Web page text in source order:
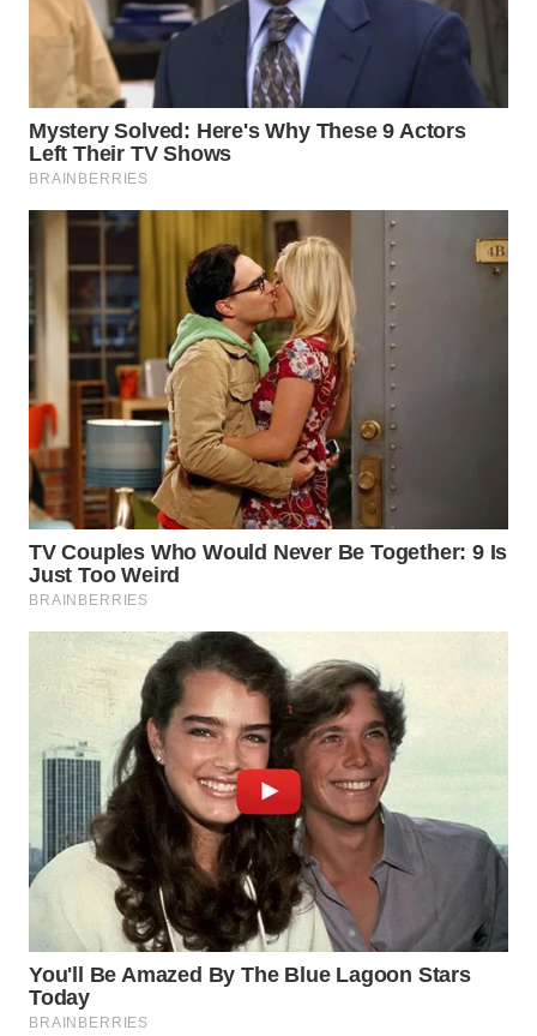
TAPANULI
SELATAN
WN
TANJUNG
LESUNG
WN
WN
SIMALUNGUN
WN
LABUHANBATU
WN
TAPANULI
TENGAH
WN DELI
WN
TINGGI
WN
PAKPAK
KARAWANG
WN
BEKASI